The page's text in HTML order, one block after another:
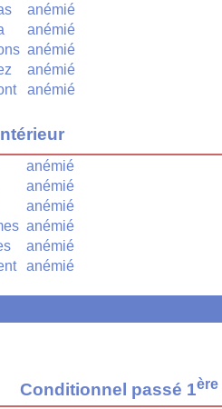
anémié
anémié
anémié
anémié
anémié
anémié
anémié
anémié
anémié
anémié
anémié
Conditionnel passé 1ère